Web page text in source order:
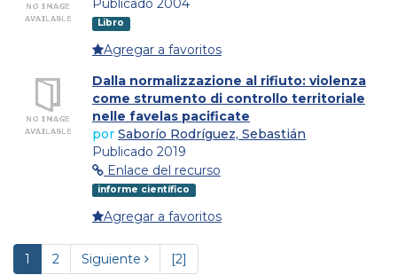
Publicado 2004
Libro
Agregar a favoritos
Dalla normalizzazione al rifiuto: violenza
come strumento di controllo territoriale
nelle favelas pacificate
por Saborío Rodríguez, Sebastián
Publicado 2019
Enlace del recurso
informe científico
Agregar a favoritos
1 2 Siguiente [2]